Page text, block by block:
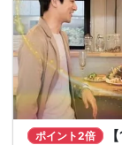
ポイント2倍